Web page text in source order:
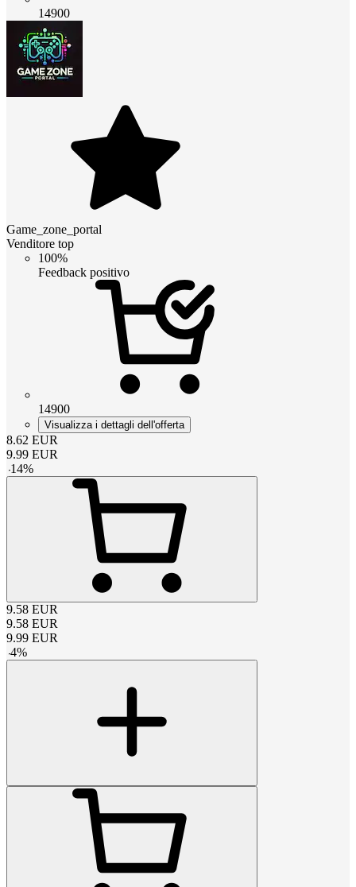
14900
Game_zone_portal
Venditore top
100%
Feedback positivo
14900
Visualizza i dettagli dell'offerta
8.62 EUR
9.99 EUR
-14%
9.58 EUR
9.58 EUR
9.99 EUR
-4%